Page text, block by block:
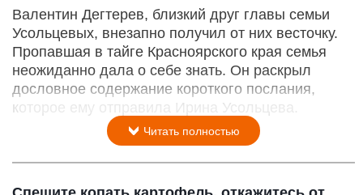
Валентин Дегтерев, близкий друг главы семьи
Усольцевых, внезапно получил от них весточку.
Пропавшая в тайге Красноярского края семья
неожиданно дала о себе знать. Он раскрыл
дословное содержание короткого послания,
которое ему отправила Ирина Усольцева.
Читать полностью